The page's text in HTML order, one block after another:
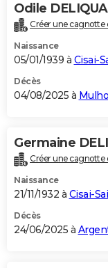
Alimentation
Guide de la santé
Maladies
Médicaments
Sommeil
VOYAGE
Destinations
City break
Voyage nature
Voyage de noces
Forum
Climat
+PHOTO
GUIDES D'ACHAT
BONS PLANS
Carte de Noël
Carte Bonne année
Carte Saint-Valentin
Carte Pâques
Carte d'anniversaire
DICTIONNAIRE
Dictionnaire
Biographies
Citations
Expressions
Proverbes
PROGRAMME TV
S'inscrire
Se connecter
Lycées
Collèges
Primaires
Universités
Entreprises
Service militaire
Avis de recherche
AVIS DE DÉCÈS
Odile
Créer une cagnotte
Naissance
05/01/1939 à Cisai-
Décès
04/08/2025 à
Germaine
Créer une cagnotte
Naissance
21/11/1932 à Cisai-
Décès
24/06/2025 à